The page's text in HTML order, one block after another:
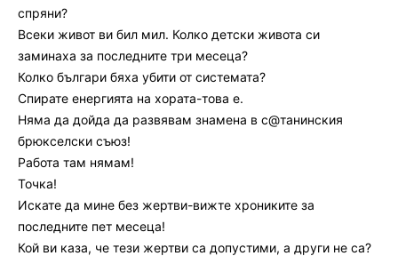
спряни?
Всеки живот ви бил мил. Колко детски живота си
заминаха за последните три месеца?
Колко българи бяха убити от системата?
Спирате енергията на хората-това е.
Няма да дойда да развявам знамена в с@танинския
брюкселски съюз!
Работа там нямам!
Точка!
Искате да мине без жертви-вижте хрониките за
последните пет месеца!
Кой ви каза, че тези жертви са допустими, а други не са?